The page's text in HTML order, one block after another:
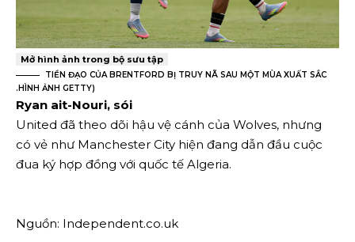
Mở hình ảnh trong bộ sưu tập
TIỀN ĐẠO CỦA BRENTFORD BỊ TRUY NÃ SAU MỘT MÙA XUẤT SẮC
.HÌNH ẢNH GETTY)
Ryan ait-Nouri, sói
United đã theo dõi hậu vệ cánh của Wolves, nhưng
có vẻ như Manchester City hiện đang dẫn đầu cuộc
đua ký hợp đồng với quốc tế Algeria.
Nguồn: Independent.co.uk